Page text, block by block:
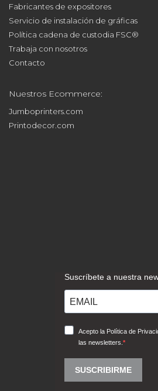
Fabricantes de expositores
Servicio de instalación de gráficas
Política cadena de custodia FSC®
Trabaja con nosotros
Contacto
Nuestros Ecommerce:
Jumboprinters.com
Printodecor.com